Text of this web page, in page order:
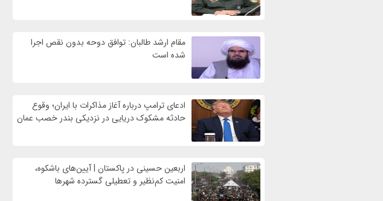
مقام ارشد طالبان: توافق دوحه بدون نقص اجرا
شده است
ادعای ترامپ درباره آغاز مذاکرات با ایران؛ وقوع
حادثه مشکوک دریایی در نزدیکی بندر خصب عمان
اربعین حسینی در پاکستان | آیین‌های باشکوه،
امنیت کم‌نظیر و تعطیلی گسترده شهرها